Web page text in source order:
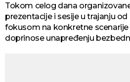
Tokom celog dana
prezentacije i sesije u trajanju
fokusom na konkretne scenarije
doprinose unapređenju